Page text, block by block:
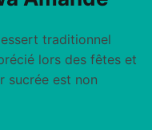
traditionnel
lors des fêtes et
sucrée est non